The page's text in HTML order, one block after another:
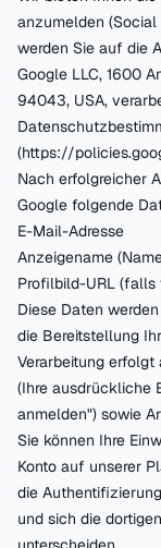
anzumelden (Social
werden Sie auf die
Google LLC, 1600
94043, USA,
(https://
Nach erfolgreicher
Google folgende
E-Mail-Adresse
Anzeigename
Profilbild-URL (falls
Diese Daten
die Bereitstellung
Verarbeitung erfolgt
(Ihre ausdrückliche
anmelden") sowie
Sie können Ihre
Konto auf unserer
die
und sich die